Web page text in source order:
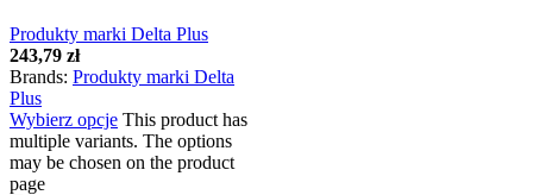
Produkty marki Delta Plus
243,79 zł
Brands: Produkty marki Delta
Plus
Wybierz opcje This product has
multiple variants. The options
may be chosen on the product
page